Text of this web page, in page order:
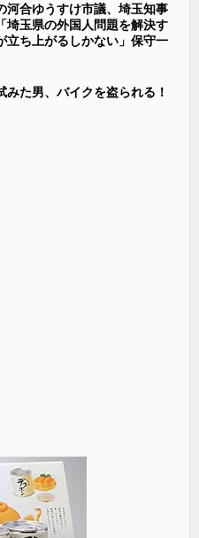
河合ゆうすけ市議、埼玉知事
埼玉県の外国人問題を解決す
立ち上がるしかない」保守一
みた男、バイクを盗られる！